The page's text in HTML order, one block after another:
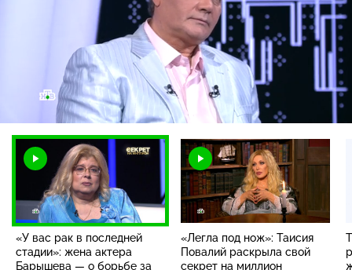
/
Загрузка
20.84%
«У вас рак в последней
стадии»: жена актера
Барышева — о борьбе за
«Легла под нож»: Таисия
Повалий раскрыла свой
секрет на миллион